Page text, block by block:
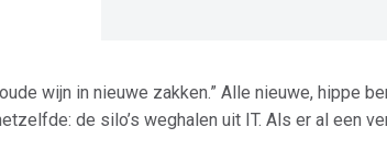
wijn in nieuwe zakken.” Alle nieuwe, hippe
de silo’s weghalen uit IT. Als er al een